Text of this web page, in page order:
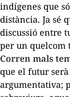
indígenes que
distància. Ja sé
discussió entre
per un quelcom
Corren mals
que el futur
argumentativa;